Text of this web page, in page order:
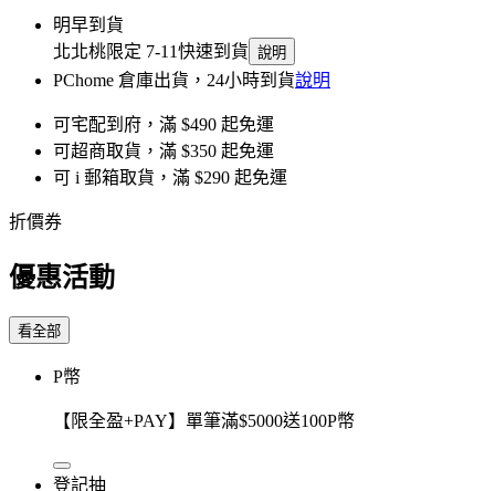
明早到貨
北北桃限定 7-11快速到貨 說明
PChome 倉庫出貨，24小時到貨說明
可宅配到府，滿 $490 起免運
可超商取貨，滿 $350 起免運
可 i 郵箱取貨，滿 $290 起免運
折價券
優惠活動
看全部
P幣
【限全盈+PAY】單筆滿$5000送100P幣
登記抽